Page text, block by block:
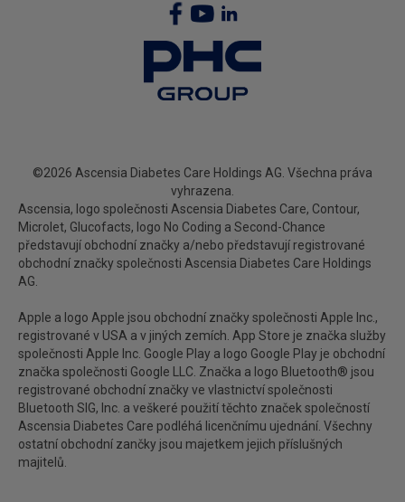
©2026 Ascensia Diabetes Care Holdings AG. Všechna práva
vyhrazena.
Ascensia, logo společnosti Ascensia Diabetes Care, Contour,
Microlet, Glucofacts, logo No Coding a Second-Chance
představují obchodní značky a/nebo představují registrované
obchodní značky společnosti Ascensia Diabetes Care Holdings
AG.
Apple a logo Apple jsou obchodní značky společnosti Apple Inc.,
registrované v USA a v jiných zemích. App Store je značka služby
společnosti Apple Inc. Google Play a logo Google Play je obchodní
značka společnosti Google LLC. Značka a logo Bluetooth® jsou
registrované obchodní značky ve vlastnictví společnosti
Bluetooth SIG, Inc. a veškeré použití těchto značek společností
Ascensia Diabetes Care podléhá licenčnímu ujednání. Všechny
ostatní obchodní zančky jsou majetkem jejich příslušných
majitelů.